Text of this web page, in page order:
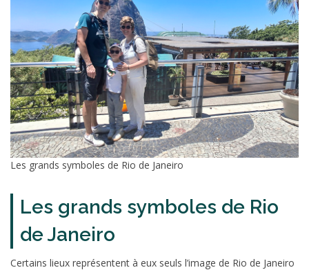
Les grands symboles de Rio de Janeiro
Les grands symboles de Rio
de Janeiro
Certains lieux représentent à eux seuls l’image de Rio de Janeiro